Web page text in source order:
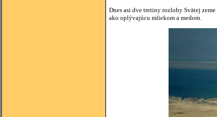
Dnes asi dve tretiny rozlohy Svätej
ako oplývajúcu mliekom a medom.